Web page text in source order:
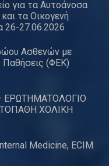
για τα Αυτοάνοσα
τα Οικογενή
26-27.06.2026
Ασθενών με
Παθήσεις (ΦΕΚ)
ΕΡΩΤΗΜΑΤΟΛΟΓΙΟ
ΧΟΛΙΚΗ
Medicine, ECIM